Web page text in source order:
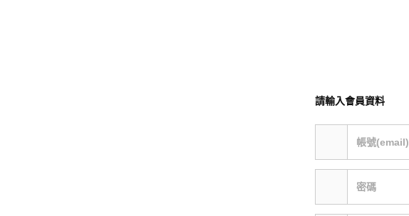
請輸入會員資料
帳號(email)
密碼